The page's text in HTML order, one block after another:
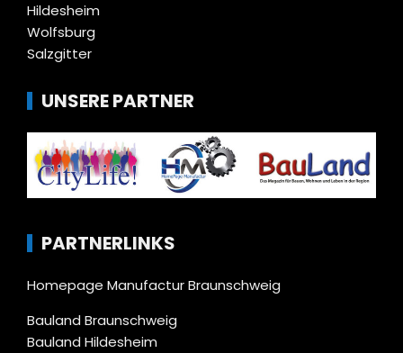
Hildesheim
Wolfsburg
Salzgitter
UNSERE PARTNER
PARTNERLINKS
Homepage Manufactur Braunschweig
Bauland Braunschweig
Bauland Hildesheim